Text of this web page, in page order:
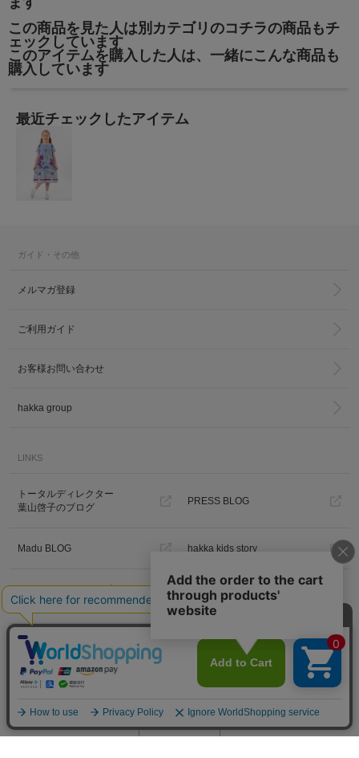
この商品を見た人は別カテゴリのコチラの商品もチ
ェックしています
このアイテムを購入した人は、一緒にこんな商品も
購入しています
最近チェックしたアイテム
ガイド・その他
メルマガ登録
ご利用ガイド
お客様お問い合わせ
hakka group
LINKS
トータルディレクター
葉山啓子のブログ
PRESS BLOG
Madu BLOG hakka kids story
Hakka Online Shopギフトラッピ
ング
プライバシーポリシー ご利用規約